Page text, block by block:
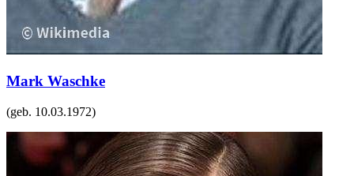
Mark Waschke
(geb. 10.03.1972)